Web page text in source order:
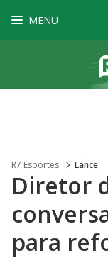
MENU
R7 Esportes Lance
Diretor
para